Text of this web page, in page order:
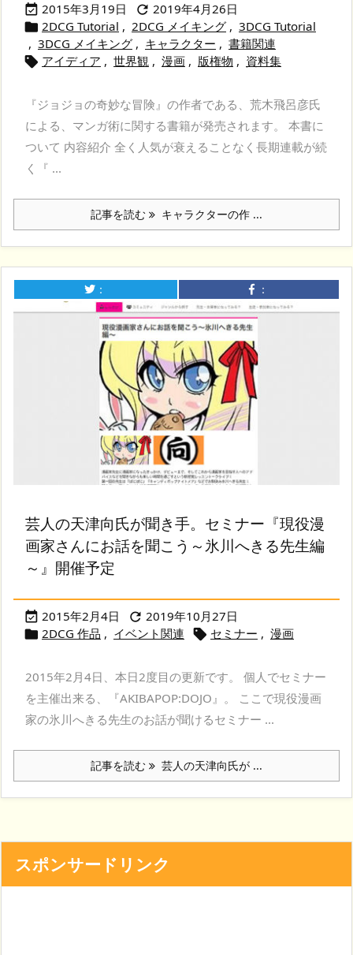
 2015年3月19日  2019年4月26日
 2DCG Tutorial , 2DCG メイキング , 3DCG Tutorial
, 3DCG メイキング , キャラクター , 書籍関連
 アイディア , 世界観 , 漫画 , 版権物 , 資料集
『ジョジョの奇妙な冒険』の作者である、荒木飛呂彦氏
による、マンガ術に関する書籍が発売されます。 本書に
ついて 内容紹介 全く人気が衰えることなく長期連載が続
く『 ...
記事を読む キャラクターの作 ...
： ：
芸人の天津向氏が聞き手。セミナー『現役漫
画家さんにお話を聞こう～氷川へきる先生編
～』開催予定
 2015年2月4日  2019年10月27日
 2DCG 作品 , イベント関連  セミナー , 漫画
2015年2月4日、本日2度目の更新です。 個人でセミナー
を主催出来る、『AKIBAPOP:DOJO』。 ここで現役漫画
家の氷川へきる先生のお話が聞けるセミナー ...
記事を読む 芸人の天津向氏が ...
スポンサードリンク